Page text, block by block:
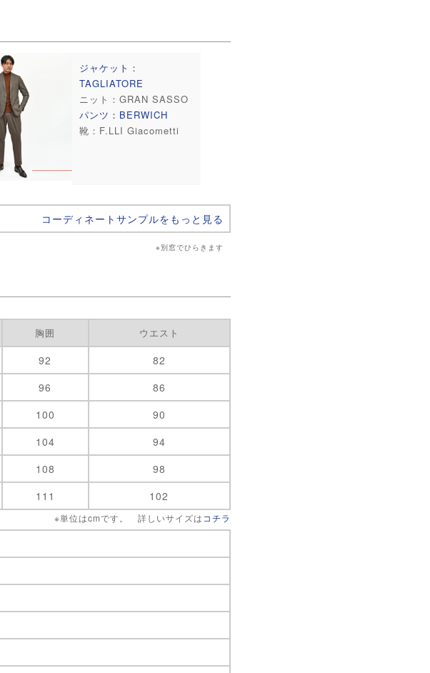
ジャケット：
TAGLIATORE
ニット：GRAN SASSO
パンツ：BERWICH
靴：F.LLI Giacometti
コーディネートサンプルをもっと見る
※別窓でひらきます
胸囲 ウエスト
92
82
96
86
100
90
104
94
108
98
111 102
※単位はcmです。 詳しいサイズは コチラ